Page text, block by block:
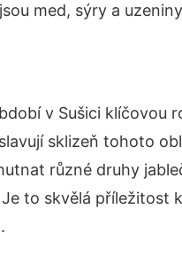
med, sýry a
v Sušici klíčovou
sklizeň tohoto
různé druhy
to skvělá příležitost